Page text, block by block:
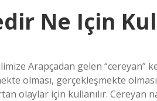
Ne Için
Arapçadan gelen “cereyan”
olması, gerçekleşmekte
olaylar için kullanılır. Cereyan